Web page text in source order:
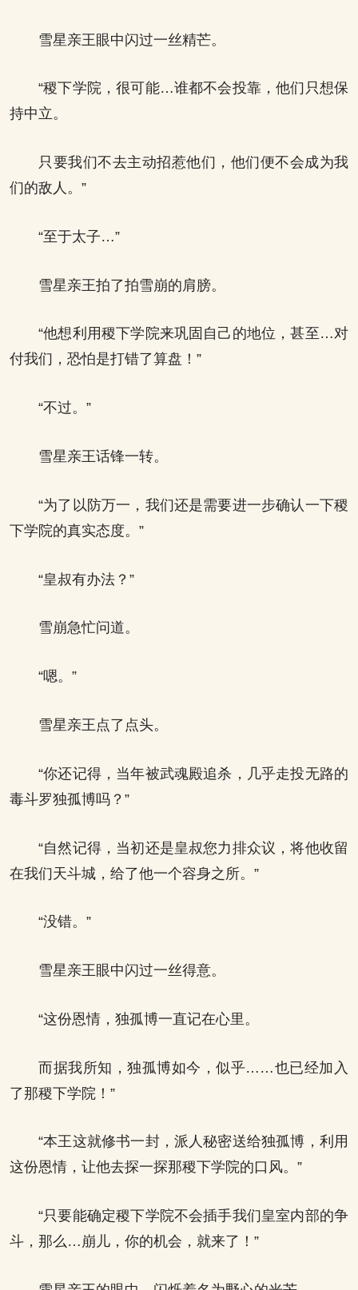
雪星亲王眼中闪过一丝精芒。
“稷下学院，很可能…谁都不会投靠，他们只想保
持中立。
只要我们不去主动招惹他们，他们便不会成为我
们的敌人。”
“至于太子…”
雪星亲王拍了拍雪崩的肩膀。
“他想利用稷下学院来巩固自己的地位，甚至…对
付我们，恐怕是打错了算盘！”
“不过。”
雪星亲王话锋一转。
“为了以防万一，我们还是需要进一步确认一下稷
下学院的真实态度。”
“皇叔有办法？”
雪崩急忙问道。
“嗯。”
雪星亲王点了点头。
“你还记得，当年被武魂殿追杀，几乎走投无路的
毒斗罗独孤博吗？”
“自然记得，当初还是皇叔您力排众议，将他收留
在我们天斗城，给了他一个容身之所。”
“没错。”
雪星亲王眼中闪过一丝得意。
“这份恩情，独孤博一直记在心里。
而据我所知，独孤博如今，似乎……也已经加入
了那稷下学院！”
“本王这就修书一封，派人秘密送给独孤博，利用
这份恩情，让他去探一探那稷下学院的口风。”
“只要能确定稷下学院不会插手我们皇室内部的争
斗，那么…崩儿，你的机会，就来了！”